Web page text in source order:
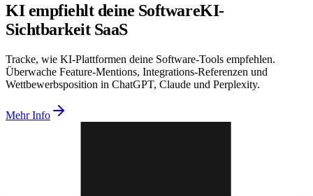
KI empfiehlt deine SoftwareKI-
Sichtbarkeit SaaS
Tracke, wie KI-Plattformen deine Software-Tools empfehlen.
Überwache Feature-Mentions, Integrations-Referenzen und
Wettbewerbsposition in ChatGPT, Claude und Perplexity.
Mehr Info